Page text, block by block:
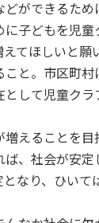
どができるた
子どもを児
てほしいと願
と。市区町
して児童ク
えることを
、社会が安
なり、ひいて